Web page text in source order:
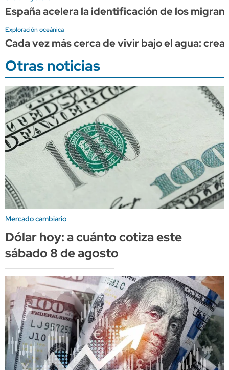
España acelera la identificación de los
Exploración oceánica
Cada vez más cerca de vivir bajo el agua:
Otras noticias
Mercado cambiario
Dólar hoy: a cuánto cotiza este
sábado 8 de agosto